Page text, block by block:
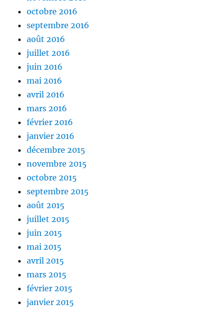
octobre 2016
septembre 2016
août 2016
juillet 2016
juin 2016
mai 2016
avril 2016
mars 2016
février 2016
janvier 2016
décembre 2015
novembre 2015
octobre 2015
septembre 2015
août 2015
juillet 2015
juin 2015
mai 2015
avril 2015
mars 2015
février 2015
janvier 2015